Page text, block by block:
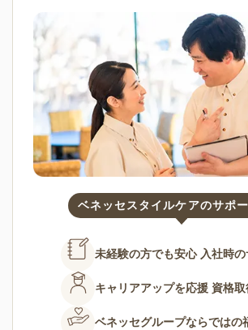
ベネッセスタイルケアのサポ
未経験の方でも安心 入社時
キャリアアップを応援 資格
ベネッセグループならではの